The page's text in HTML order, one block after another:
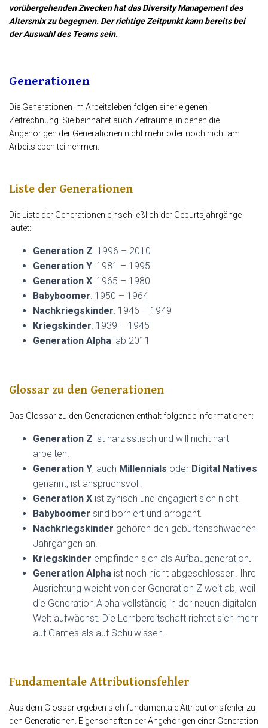
vorübergehenden Zwecken hat das Diversity Management des
Altersmix zu begegnen. Der richtige Zeitpunkt kann bereits bei
der Auswahl des Teams sein.
Generationen
Die Generationen im Arbeitsleben folgen einer eigenen
Zeitrechnung. Sie beinhaltet auch Zeiträume, in denen die
Angehörigen der Generationen nicht mehr oder noch nicht am
Arbeitsleben teilnehmen.
Liste der Generationen
Die Liste der Generationen einschließlich der Geburtsjahrgänge
lautet:
Generation Z: 1996 – 2010
Generation Y: 1981 – 1995
Generation X: 1965 – 1980
Babyboomer: 1950 – 1964
Nachkriegskinder: 1946 – 1949
Kriegskinder: 1939 – 1945
Generation Alpha: ab 2011
Glossar zu den Generationen
Das Glossar zu den Generationen enthält folgende Informationen:
Generation Z ist narzisstisch und will nicht hart
arbeiten.
Generation Y, auch Millennials oder Digital Natives
genannt, ist anspruchsvoll.
Generation X ist zynisch und engagiert sich nicht.
Babyboomer sind borniert und arrogant.
Nachkriegskinder gehören den geburtenschwachen
Jahrgängen an.
Kriegskinder empfinden sich als Aufbaugeneration.
Generation Alpha ist noch nicht abgeschlossen. Ihre
Ausrichtung weicht von der Generation Z weit ab, weil
die Generation Alpha vollständig in der neuen digitalen
Welt aufwächst. Die Lernbereitschaft richtet sich mehr
auf Games als auf Schulwissen.
Fundamentale Attributionsfehler
Aus dem Glossar ergeben sich fundamentale Attributionsfehler zu
den Generationen. Eigenschaften der Angehörigen einer Generation